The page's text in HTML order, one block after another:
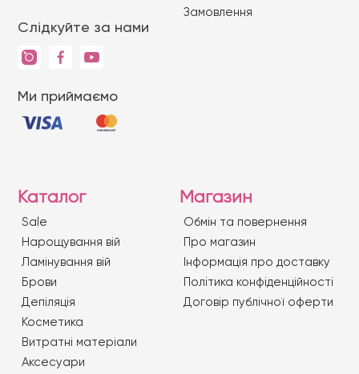
Слідкуйте за нами
Ми приймаємо
Замовлення
Каталог
Sale
Нарощування вій
Ламінування вій
Брови
Депіляція
Косметика
Витратні матеріали
Аксесуари
Магазин
Обмін та повернення
Про магазин
Iнформація про доставку
Політика конфіденційності
Договір публічної оферти